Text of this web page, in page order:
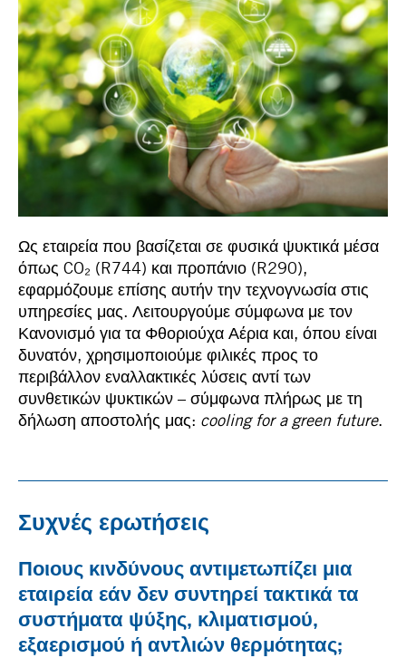
Ως εταιρεία που βασίζεται σε φυσικά ψυκτικά μέσα
όπως CO₂ (R744) και προπάνιο (R290),
εφαρμόζουμε επίσης αυτήν την τεχνογνωσία στις
υπηρεσίες μας. Λειτουργούμε σύμφωνα με τον
Κανονισμό για τα Φθοριούχα Αέρια και, όπου είναι
δυνατόν, χρησιμοποιούμε φιλικές προς το
περιβάλλον εναλλακτικές λύσεις αντί των
συνθετικών ψυκτικών – σύμφωνα πλήρως με τη
δήλωση αποστολής μας: cooling for a green future.
Συχνές ερωτήσεις
Ποιους κινδύνους αντιμετωπίζει μια
εταιρεία εάν δεν συντηρεί τακτικά τα
συστήματα ψύξης, κλιματισμού,
εξαερισμού ή αντλιών θερμότητας;